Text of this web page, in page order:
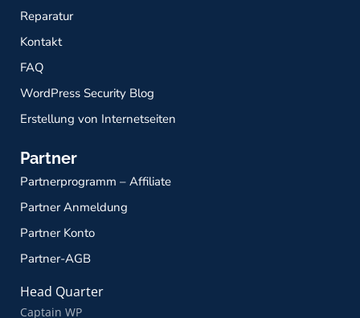
Reparatur
Kontakt
FAQ
WordPress Security Blog
Erstellung von Internetseiten
Partner
Partnerprogramm – Affiliate
Partner Anmeldung
Partner Konto
Partner-AGB
Head Quarter
Captain WP